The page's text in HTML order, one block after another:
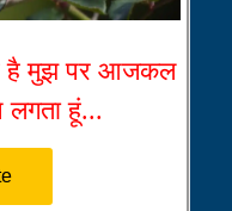
है मुझ पर आजकल
लगता हूं...